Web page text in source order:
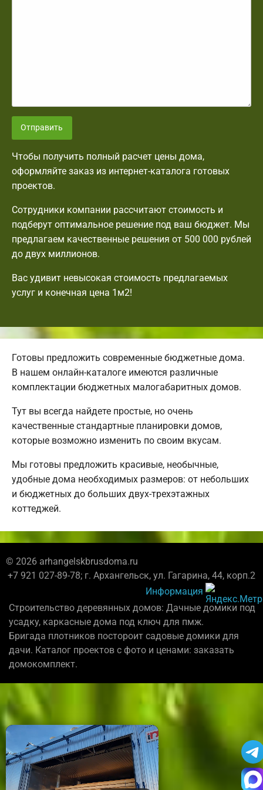
Отправить
Чтобы получить полный расчет цены дома,
оформляйте заказ из интернет-каталога готовых
проектов.
Сотрудники компании рассчитают стоимость и
подберут оптимальное решение под ваш бюджет. Мы
предлагаем качественные решения от 500 000 рублей
до двух миллионов.
Вас удивит невысокая стоимость предлагаемых
услуг и конечная цена 1м2!
Готовы предложить современные бюджетные дома.
В нашем онлайн-каталоге имеются различные
комплектации бюджетных малогабаритных домов.
Тут вы всегда найдете простые, но очень
качественные стандартные планировки домов,
которые возможно изменить по своим вкусам.
Мы готовы предложить красивые, необычные,
удобные дома необходимых размеров: от небольших
и бюджетных до больших двух-трехэтажных
коттеджей.
© 2026 arhangelskbrusdoma.ru
+7 921 027-89-78; г. Архангельск, ул. Гагарина, 44, корп.2
Информация
Строительство деревянных домов: Дачные домики под
усадку, каркасные дома под ключ для пмж.
Бригада плотников постороит садовые домики для
дачи. Каталог проектов с фото и ценами: заказать
домокомплект.